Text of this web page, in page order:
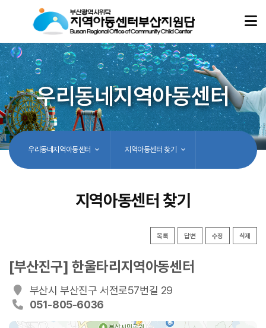
우리동네지역아동센터
우리동네지역아동센터 지역아동센터 찾기
지역아동센터 찾기
목록 답변 수정 삭제
[부산진구] 한울타리지역아동센터
부산시 부산진구 서전로57번길 29
051-805-6036